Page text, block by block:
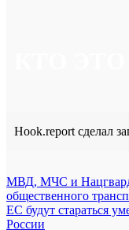
Hook.report сделал
Навигация
по
МВД, МЧС и
общественного
ЕС будут стараться
России